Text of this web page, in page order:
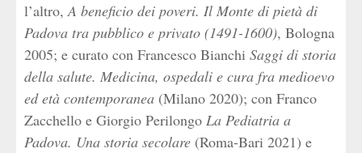
l’altro,A beneficio dei poveri. Il Monte di pietà di
Padova tra pubblico e privato (1491-1600), Bologna
2005; e curato con Francesco Bianchi Saggi di storia
della salute. Medicina, ospedali e cura fra medioevo
ed età contemporanea (Milano 2020); con Franco
Zacchello e Giorgio Perilongo La Pediatria a
Padova. Una storia secolare (Roma-Bari 2021) e